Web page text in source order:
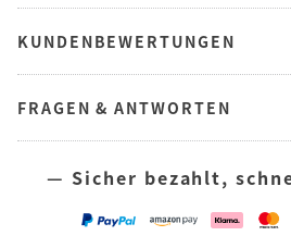
KUNDENBEWERTUNGEN
FRAGEN & ANTWORTEN
— Sicher bezahlt,